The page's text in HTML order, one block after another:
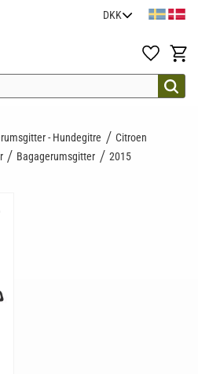
Favoritter
- Hundegitre
Citroen
Bagagerumsgitter 2015
som favorit